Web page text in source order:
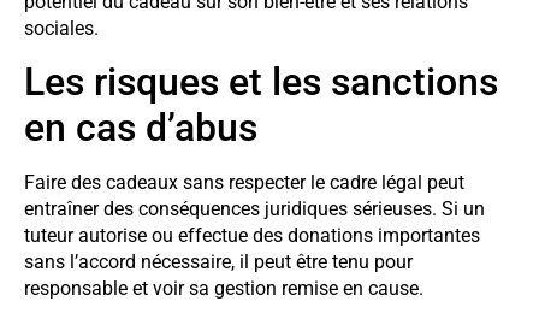
sociales.
Les risques et les sanctions
en cas d’abus
Faire des cadeaux sans respecter le cadre légal peut
entraîner des conséquences juridiques sérieuses. Si un
tuteur autorise ou effectue des donations importantes
sans l’accord nécessaire, il peut être tenu pour
responsable et voir sa gestion remise en cause.